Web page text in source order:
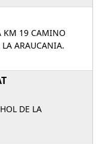
KM 19 CAMINO
ARAUCANIA.
DE LA